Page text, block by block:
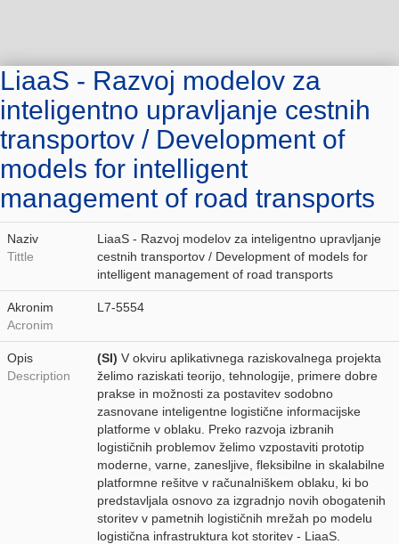
LiaaS - Razvoj modelov za
inteligentno upravljanje cestnih
transportov / Development of
models for intelligent
management of road transports
Naziv
Tittle
LiaaS - Razvoj modelov za inteligentno upravljanje
cestnih transportov / Development of models for
intelligent management of road transports
Akronim
Acronim
L7-5554
Opis
Description
(SI) V okviru aplikativnega raziskovalnega projekta
želimo raziskati teorijo, tehnologije, primere dobre
prakse in možnosti za postavitev sodobno
zasnovane inteligentne logistične informacijske
platforme v oblaku. Preko razvoja izbranih
logističnih problemov želimo vzpostaviti prototip
moderne, varne, zanesljive, fleksibilne in skalabilne
platformne rešitve v računalniškem oblaku, ki bo
predstavljala osnovo za izgradnjo novih obogatenih
storitev v pametnih logističnih mrežah po modelu
logistična infrastruktura kot storitev - LiaaS.